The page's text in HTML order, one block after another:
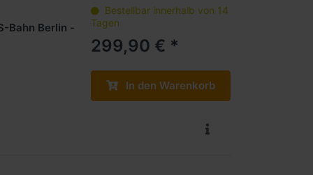
Bahn Berlin -
Bestellbar innerhalb von 14
Tagen
299,90 € *
In den Warenkorb